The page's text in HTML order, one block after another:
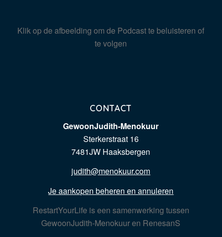
Klik op de afbeelding om de Podcast te beluisteren of
te volgen
CONTACT
GewoonJudith-Menokuur
Sterkerstraat 16
7481JW Haaksbergen
judith@menokuur.com
Je aankopen beheren en annuleren
RestartYourLife is een samenwerking tussen
GewoonJudith-Menokuur en RenesanS